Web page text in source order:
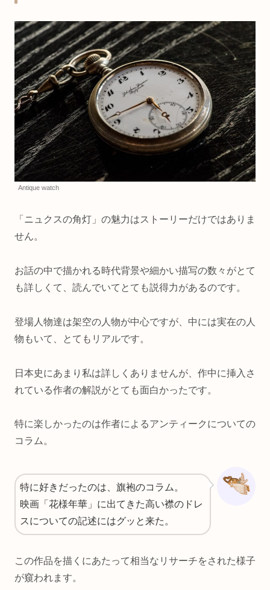
Antique watch
「ニュクスの角灯」の魅力はストーリーだけではありま
せん。
お話の中で描かれる時代背景や細かい描写の数々がとて
も詳しくて、読んでいてとても説得力があるのです。
登場人物達は架空の人物が中心ですが、中には実在の人
物もいて、とてもリアルです。
日本史にあまり私は詳しくありませんが、作中に挿入さ
れている作者の解説がとても面白かったです。
特に楽しかったのは作者によるアンティークについての
コラム。
特に好きだったのは、旗袍のコラム。
映画「花様年華」に出てきた高い襟のドレ
スについての記述にはグッと来た。
この作品を描くにあたって相当なリサーチをされた様子
が窺われます。